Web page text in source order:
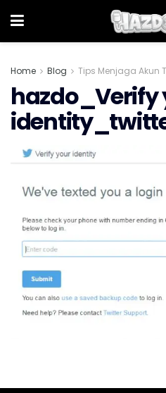
Home Blog Tips Menjaga Akun
hazdo_Verify